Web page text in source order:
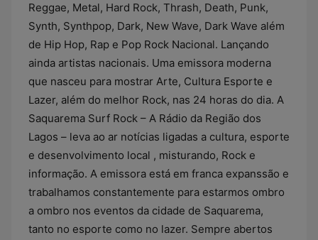
Reggae, Metal, Hard Rock, Thrash, Death, Punk,
Synth, Synthpop, Dark, New Wave, Dark Wave além
de Hip Hop, Rap e Pop Rock Nacional. Lançando
ainda artistas nacionais. Uma emissora moderna
que nasceu para mostrar Arte, Cultura Esporte e
Lazer, além do melhor Rock, nas 24 horas do dia. A
Saquarema Surf Rock – A Rádio da Região dos
Lagos – leva ao ar notícias ligadas a cultura, esporte
e desenvolvimento local , misturando, Rock e
informação. A emissora está em franca expanssão e
trabalhamos constantemente para estarmos ombro
a ombro nos eventos da cidade de Saquarema,
tanto no esporte como no lazer. Sempre abertos